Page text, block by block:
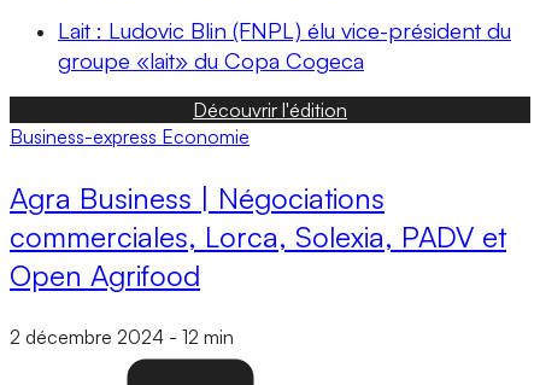
Lait : Ludovic Blin (FNPL) élu vice-président du
groupe «lait» du Copa Cogeca
Découvrir l'édition
Business-express Economie
Agra Business | Négociations
commerciales, Lorca, Solexia, PADV et
Open Agrifood
2 décembre 2024 - 12 min